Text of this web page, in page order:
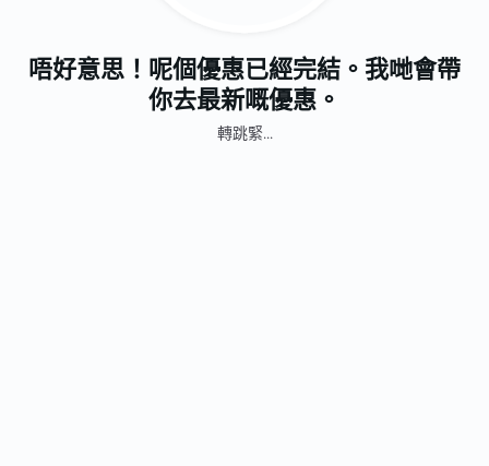
唔好意思！呢個優惠已經完結。我哋會帶
你去最新嘅優惠。
轉跳緊...